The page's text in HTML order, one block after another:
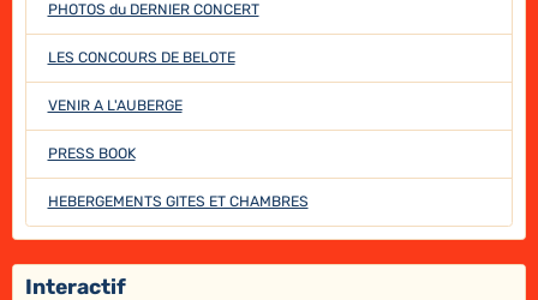
PHOTOS du DERNIER CONCERT
LES CONCOURS DE BELOTE
VENIR A L'AUBERGE
PRESS BOOK
HEBERGEMENTS GITES ET CHAMBRES
Interactif